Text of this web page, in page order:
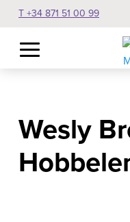
T +34 871 51 00 99
Wesly